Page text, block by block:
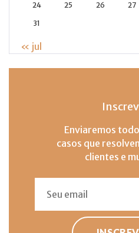
24 25 26 27
31
« jul
Enviaremos
casos que
clientes e